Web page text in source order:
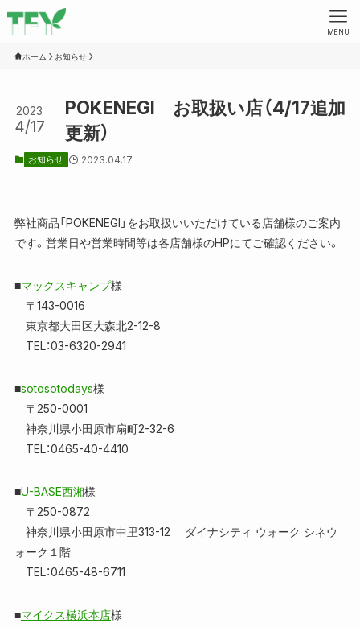
MENU
ホーム お知らせ
POKENEGI お取扱い店（4/17追加
更新）
2023
4/17
お知らせ 2023.04.17
弊社商品「POKENEGI」をお取扱いいただけている店舗様のご案内
です。営業日や営業時間等は各店舗様のHPにてご確認ください。
■マックスキャンプ様
〒143-0016
東京都大田区大森北2-12-8
TEL：03-6320-2941
■sotosotodays様
〒250-0001
神奈川県小田原市扇町2-32-6
TEL：0465-40-4410
■U-BASE西湘様
〒250-0872
神奈川県小田原市中里313-12 ダイナシティ ウォーク シネウ
ォーク１階
TEL：0465-48-6711
■マイクス横浜本店様